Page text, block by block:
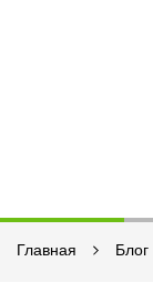
Главная Блог